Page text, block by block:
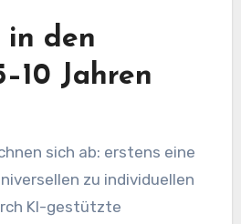
in den
Jahren
sich ab: erstens eine
zu individuellen
KI-gestützte